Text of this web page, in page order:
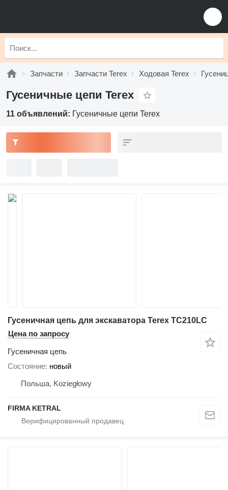
Запчасти Запчасти Terex Ходовая Terex
Гусеничные цепи Terex
11 объявлений: Гусеничные цепи Terex
Гусеничная цепь для экскаватора Terex TC210LC
Цена по запросу
Гусеничная цепь
Состояние новый
Польша, Koziegłowy
FIRMA KETRAL